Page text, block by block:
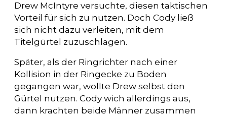
Drew McIntyre versuchte, diesen taktischen
Vorteil für sich zu nutzen. Doch Cody ließ
sich nicht dazu verleiten, mit dem
Titelgürtel zuzuschlagen.
Später, als der Ringrichter nach einer
Kollision in der Ringecke zu Boden
gegangen war, wollte Drew selbst den
Gürtel nutzen. Cody wich allerdings aus,
dann krachten beide Männer zusammen